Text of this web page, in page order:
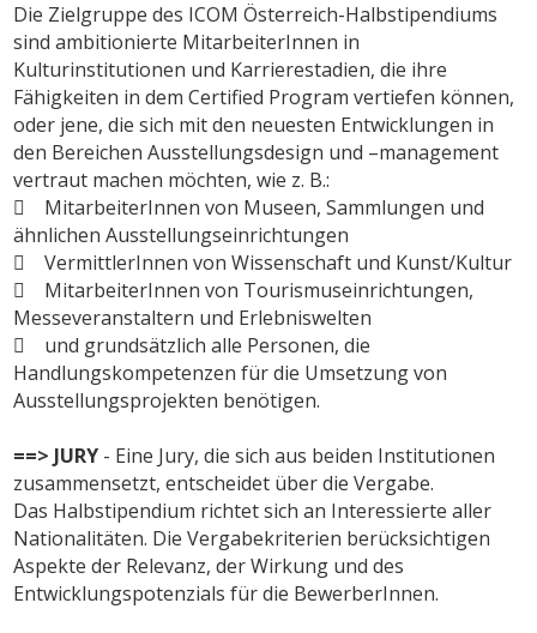
Die Zielgruppe des ICOM Österreich-Halbstipendiums
sind ambitionierte MitarbeiterInnen in
Kulturinstitutionen und Karrierestadien, die ihre
Fähigkeiten in dem Certified Program vertiefen können,
oder jene, die sich mit den neuesten Entwicklungen in
den Bereichen Ausstellungsdesign und –management
vertraut machen möchten, wie z. B.:
 MitarbeiterInnen von Museen, Sammlungen und
ähnlichen Ausstellungseinrichtungen
 VermittlerInnen von Wissenschaft und Kunst/Kultur
 MitarbeiterInnen von Tourismuseinrichtungen,
Messeveranstaltern und Erlebniswelten
 und grundsätzlich alle Personen, die
Handlungskompetenzen für die Umsetzung von
Ausstellungsprojekten benötigen.
==> JURY - Eine Jury, die sich aus beiden Institutionen
zusammensetzt, entscheidet über die Vergabe.
Das Halbstipendium richtet sich an Interessierte aller
Nationalitäten. Die Vergabekriterien berücksichtigen
Aspekte der Relevanz, der Wirkung und des
Entwicklungspotenzials für die BewerberInnen.